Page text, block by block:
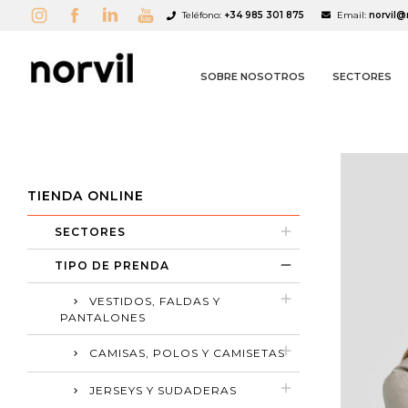
Teléfono: +34 985 301 875 Email:
SOBRE NOSOTROS SECTORES
TIENDA ONLINE
SECTORES
TIPO DE PRENDA
VESTIDOS, FALDAS Y
PANTALONES
CAMISAS, POLOS Y CAMISETAS
JERSEYS Y SUDADERAS